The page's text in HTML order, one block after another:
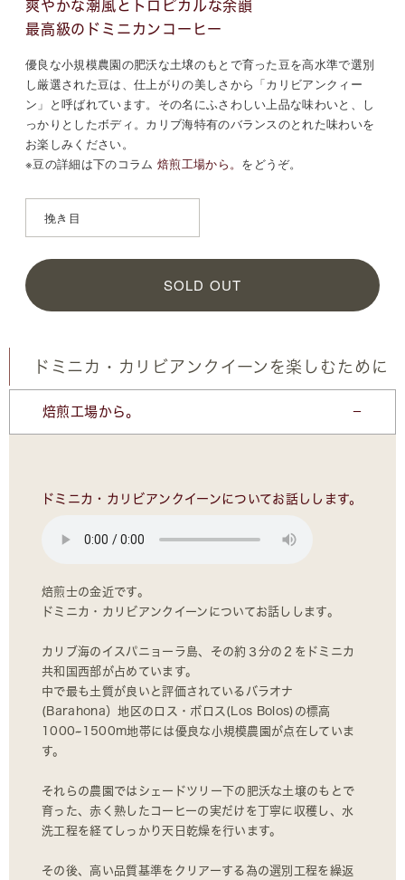
爽やかな潮風とトロピカルな余韻
最高級のドミニカンコーヒー
優良な小規模農園の肥沃な土壌のもとで育った豆を高水準で選別
し厳選された豆は、仕上がりの美しさから「カリビアンクィー
ン」と呼ばれています。その名にふさわしい上品な味わいと、し
っかりとしたボディ。カリブ海特有のバランスのとれた味わいを
お楽しみください。
※豆の詳細は下のコラム 焙煎工場から。 をどうぞ。
SOLD OUT
ドミニカ・カリビアンクイーンを楽しむために
焙煎工場から。
ドミニカ・カリビアンクイーンについてお話しします。
焙煎士の金近です。
ドミニカ・カリビアンクイーンについてお話しします。
カリブ海のイスパニョーラ島、その約３分の２をドミニカ
共和国西部が占めています。
中で最も土質が良いと評価されているバラオナ
(Barahona）地区のロス・ボロス(Los Bolos)の標高
1000~1500m地帯には優良な小規模農園が点在していま
す。
それらの農園ではシェードツリー下の肥沃な土壌のもとで
育った、赤く熟したコーヒーの実だけを丁寧に収穫し、水
洗工程を経てしっかり天日乾燥を行います。
その後、高い品質基準をクリアーする為の選別工程を繰返